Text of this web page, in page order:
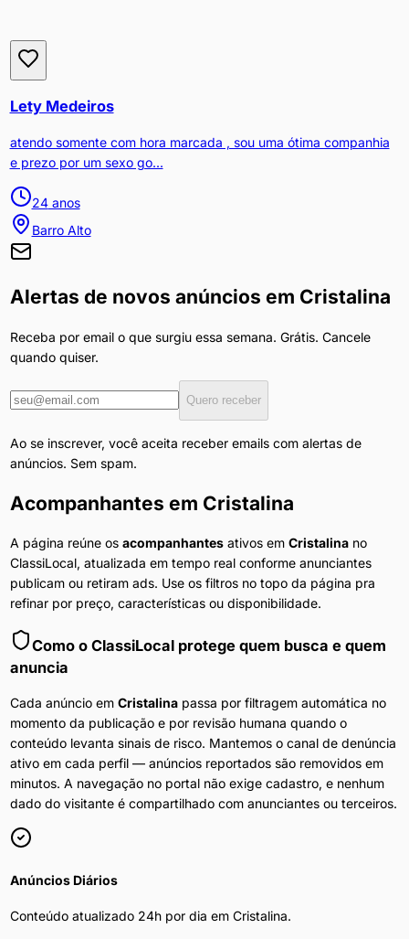
Lety Medeiros
atendo somente com hora marcada , sou uma ótima companhia
e prezo por um sexo go...
24anos
Barro Alto
Alertas de novos anúncios em Cristalina
Receba por email o que surgiu essa semana. Grátis. Cancele
quando quiser.
Quero receber
Ao se inscrever, você aceita receber emails com alertas de
anúncios. Sem spam.
Acompanhantes em Cristalina
A página reúne os acompanhantesativos em Cristalinano
ClassiLocal, atualizada em tempo real conforme anunciantes
publicam ou retiram ads. Use os filtros no topo da página pra
refinar por preço, características ou disponibilidade.
Como o ClassiLocal protege quem busca e quem
anuncia
Cada anúncio em Cristalinapassa por filtragem automática no
momento da publicação e por revisão humana quando o
conteúdo levanta sinais de risco. Mantemos o canal de denúncia
ativo em cada perfil — anúncios reportados são removidos em
minutos. A navegação no portal não exige cadastro, e nenhum
dado do visitante é compartilhado com anunciantes ou terceiros.
Anúncios Diários
Conteúdo atualizado 24h por dia em Cristalina.